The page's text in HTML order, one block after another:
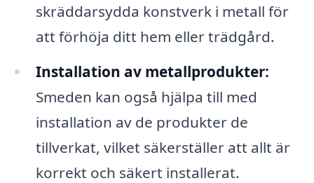
skräddarsydda konstverk i metall för
att förhöja ditt hem eller trädgård.
Installation av metallprodukter:
Smeden kan også hjälpa till med
installation av de produkter de
tillverkat, vilket säkerställer att allt är
korrekt och säkert installerat.